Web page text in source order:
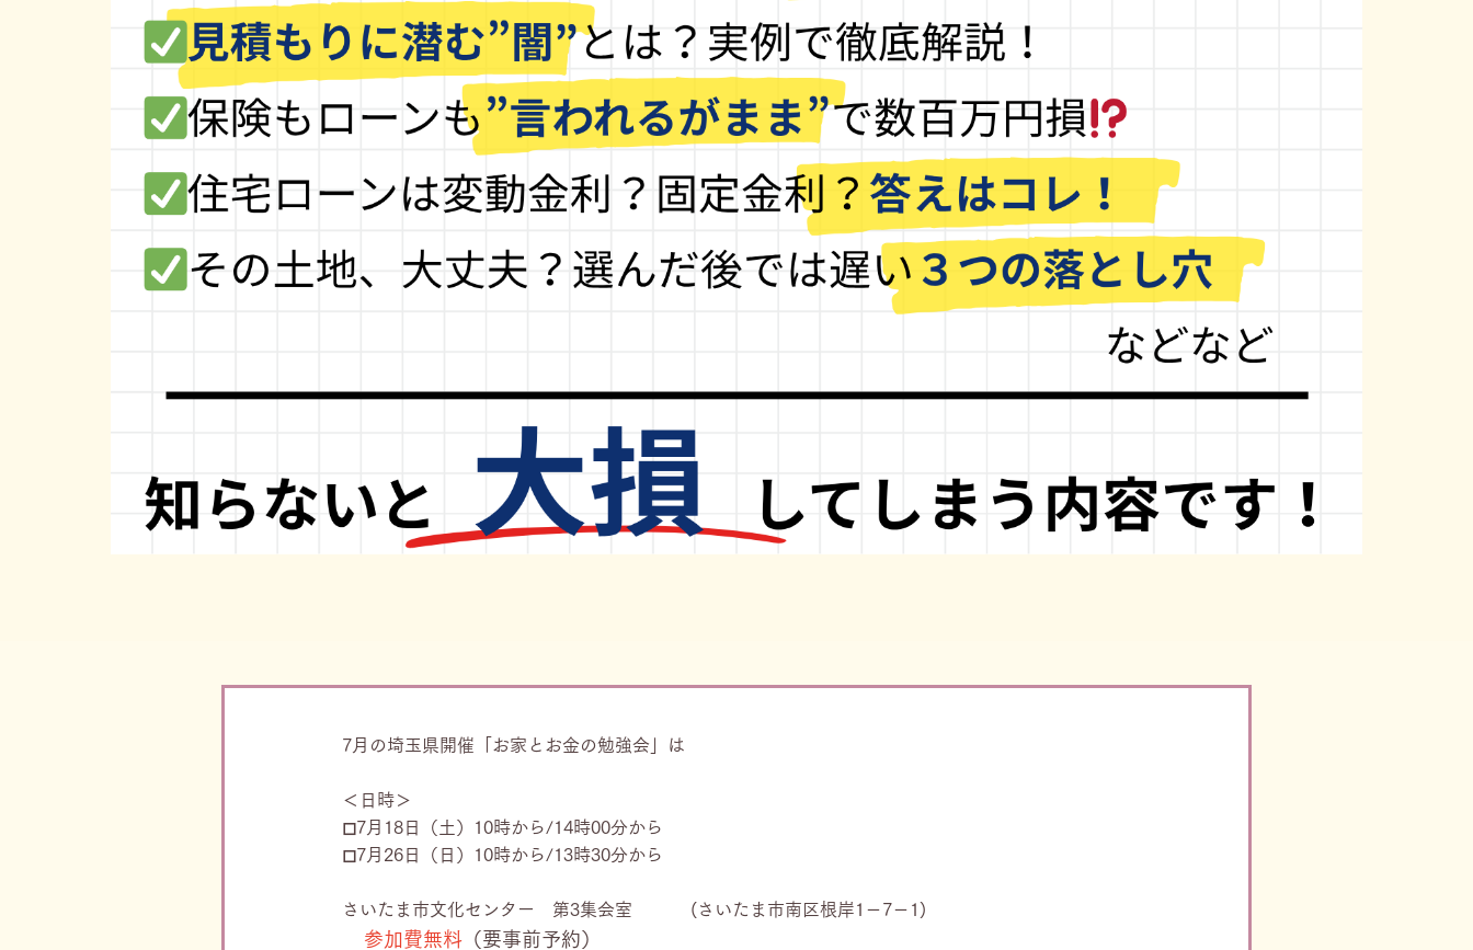
7月の埼玉県開催「お家とお金の勉強会」は
＜日時＞
◻︎7月18日（土）10時から/14時00分から
◻︎7月26日（日）10時から/13時30分から
さいたま市文化センター 第3集会室 (さいたま市南区根岸1−7−1)
参加費無料 （要事前予約）